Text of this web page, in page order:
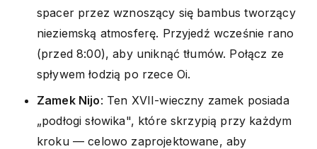
spacer przez wznoszący się bambus tworzący
nieziemską atmosferę. Przyjedź wcześnie rano
(przed 8:00), aby uniknąć tłumów. Połącz ze
spływem łodzią po rzece Oi.
Zamek Nijo: Ten XVII-wieczny zamek posiada
„podłogi słowika", które skrzypią przy każdym
kroku — celowo zaprojektowane, aby